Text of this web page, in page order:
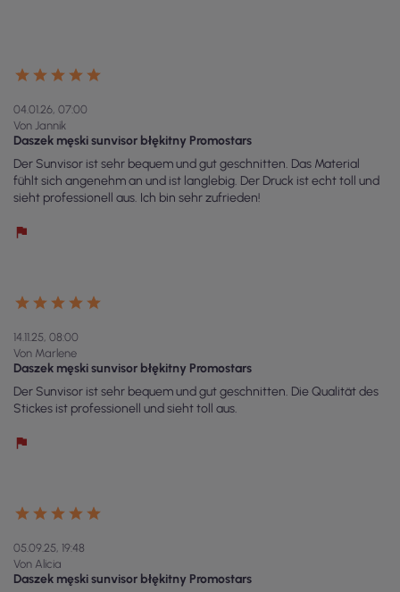
04.01.26, 07:00
Von Jannik
Daszek męski sunvisor błękitny Promostars
Der Sunvisor ist sehr bequem und gut geschnitten. Das Material
fühlt sich angenehm an und ist langlebig. Der Druck ist echt toll und
sieht professionell aus. Ich bin sehr zufrieden!
14.11.25, 08:00
Von Marlene
Daszek męski sunvisor błękitny Promostars
Der Sunvisor ist sehr bequem und gut geschnitten. Die Qualität des
Stickes ist professionell und sieht toll aus.
05.09.25, 19:48
Von Alicia
Daszek męski sunvisor błękitny Promostars